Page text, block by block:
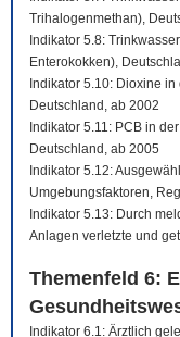
Trihalogenmethan),
Indikator 5.8:
Enterokokken),
Indikator 5.10: Dioxine
Deutschland, ab 2002
Indikator 5.11: PCB in
Deutschland, ab 2005
Indikator 5.12:
Umgebungsfaktoren,
Indikator 5.13: Durch
Anlagen verletzte und
Themenfeld 6:
Indikator 6.1: Ärztlich